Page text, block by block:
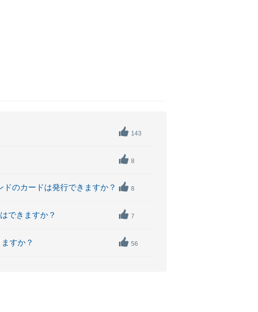
143
8
のカードは発行できますか？ 8
できますか？ 7
すか？ 56